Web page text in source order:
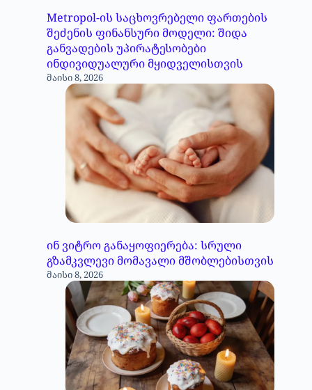
Metropol-ის საცხოვრებელი ფართების
შეძენის ფინანსური მოდელი: შიდა
განვადების უპირატესობები
ინდივიდუალური მყიდველისთვის
მაისი 8, 2026
ინ ვიტრო განაყოფიერება: სრული
გზამკვლევი მომავალი მშობლებისთვის
მაისი 8, 2026